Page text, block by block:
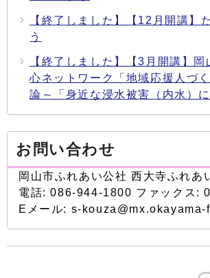
【終了しました】【12月開講】
う
【終了しました】【3月開講】
心ネットワーク「地域応援人づ
論～「身近な浸水被害（内水）に
お問い合わせ
岡山市ふれあい公社 西大寺ふれあ
電話: 086-944-1800 ファックス:
Eメール: s-